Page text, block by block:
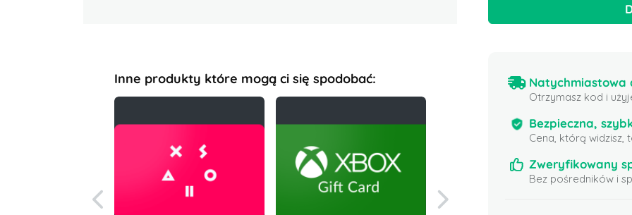
Inne produkty które mogą ci się spodobać: Natychmiastowa
Otrzymasz kod i
Bezpieczna,
Cena, którą widzisz,
Zweryfikowany
Bez pośredników i